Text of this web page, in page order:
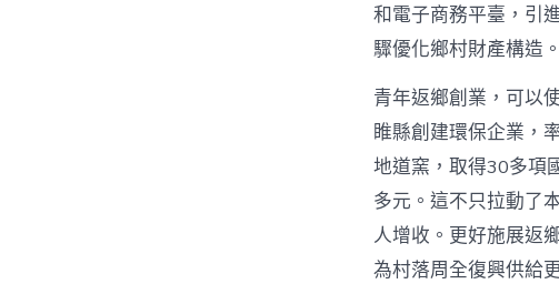
和電子商務平臺，引
驟優化鄉村財產構造。
青年返鄉創業，可以
睢縣創建環保企業，
地道窯，取得30多項
多元。這不只拉動了
人增收。更好施展返
為村落周全復興供給